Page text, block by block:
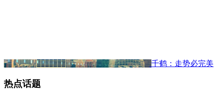
千鹤：走势必完美
热点话题